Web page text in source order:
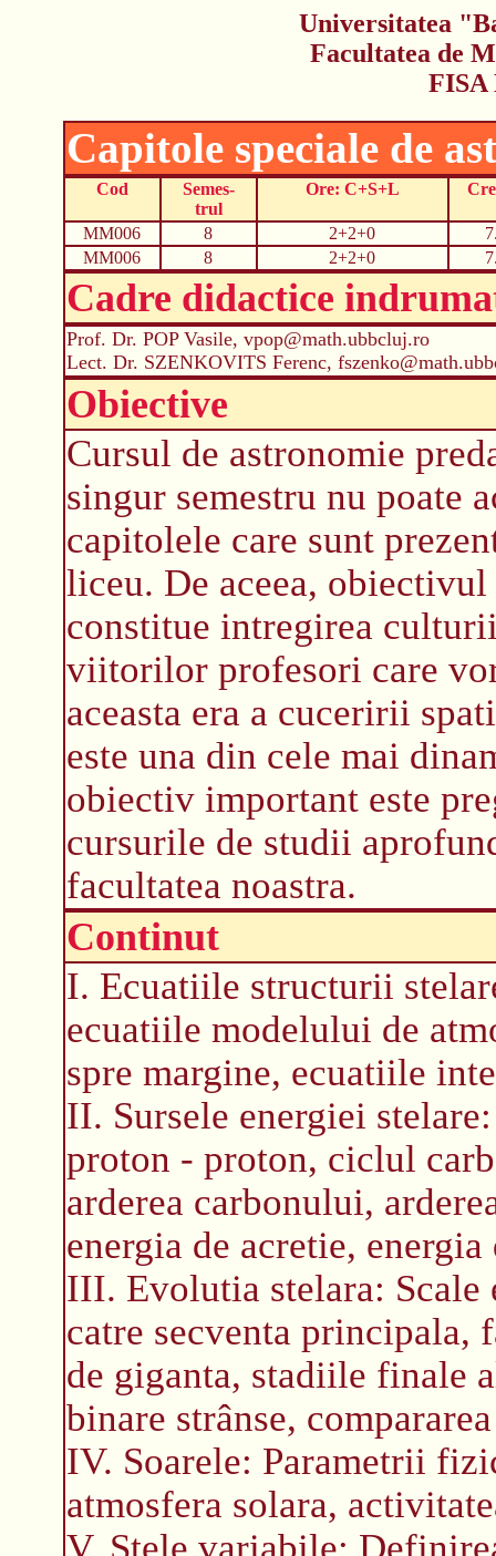
Universitatea
Facultatea de
FISA
Capitole speciale de
Cod
Semes-
trul
Ore: C+S+L
MM006 8 2+2+0
MM006
8 2+2+0
Cadre didactice
Prof. Dr. POP Vasile, vpop@math.ubbcluj.ro
Lect. Dr. SZENKOVITS Ferenc,
Obiective
Cursul de astronomie
singur semestru nu poate
capitolele care sunt
liceu. De aceea,
constitue intregirea
viitorilor profesori care
aceasta era a cuceririi
este una din cele mai
obiectiv important este
cursurile de studii
facultatea noastra.
Continut
I. Ecuatiile structurii
ecuatiile modelului de
spre margine, ecuatiile
II. Sursele energiei
proton - proton, ciclul
arderea carbonului,
energia de acretie,
III. Evolutia stelara:
catre secventa principala,
de giganta, stadiile finale
binare strânse,
IV. Soarele: Parametrii
atmosfera solara,
V. Stele variabile: